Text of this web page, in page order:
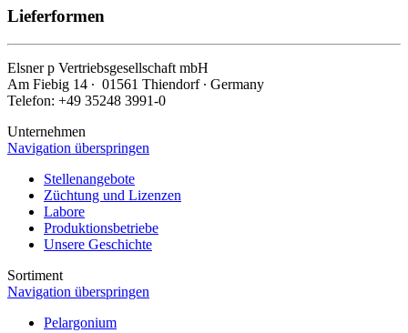
Lieferformen
Elsnerp Vertriebsgesellschaft mbH
Am Fiebig 14 ∙ 01561 Thiendorf ∙ Germany
Telefon: +49 35248 3991-0
Unternehmen
Navigation überspringen
Stellenangebote
Züchtung und Lizenzen
Labore
Produktionsbetriebe
Unsere Geschichte
Sortiment
Navigation überspringen
Pelargonium